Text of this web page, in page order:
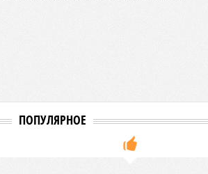
на развитие промышленности Башкирии в 2026
2026 году на развитие промышленного
направлено более 2 миллиардов рублей.
выделят из федерального бюджета.